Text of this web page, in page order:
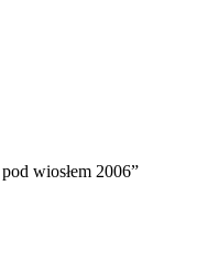
wiosłem 2006”